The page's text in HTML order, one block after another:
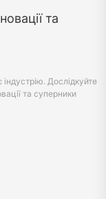
та
Дослідкуйте
та суперники